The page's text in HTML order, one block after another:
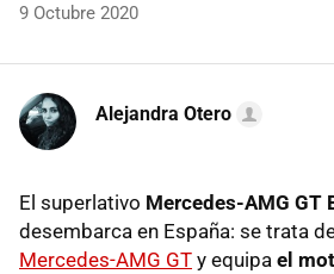
9 Octubre 2020
Alejandra Otero
El superlativo Mercedes-AMG GT
desembarca en España: se trata
Mercedes-AMG GT y equipa el